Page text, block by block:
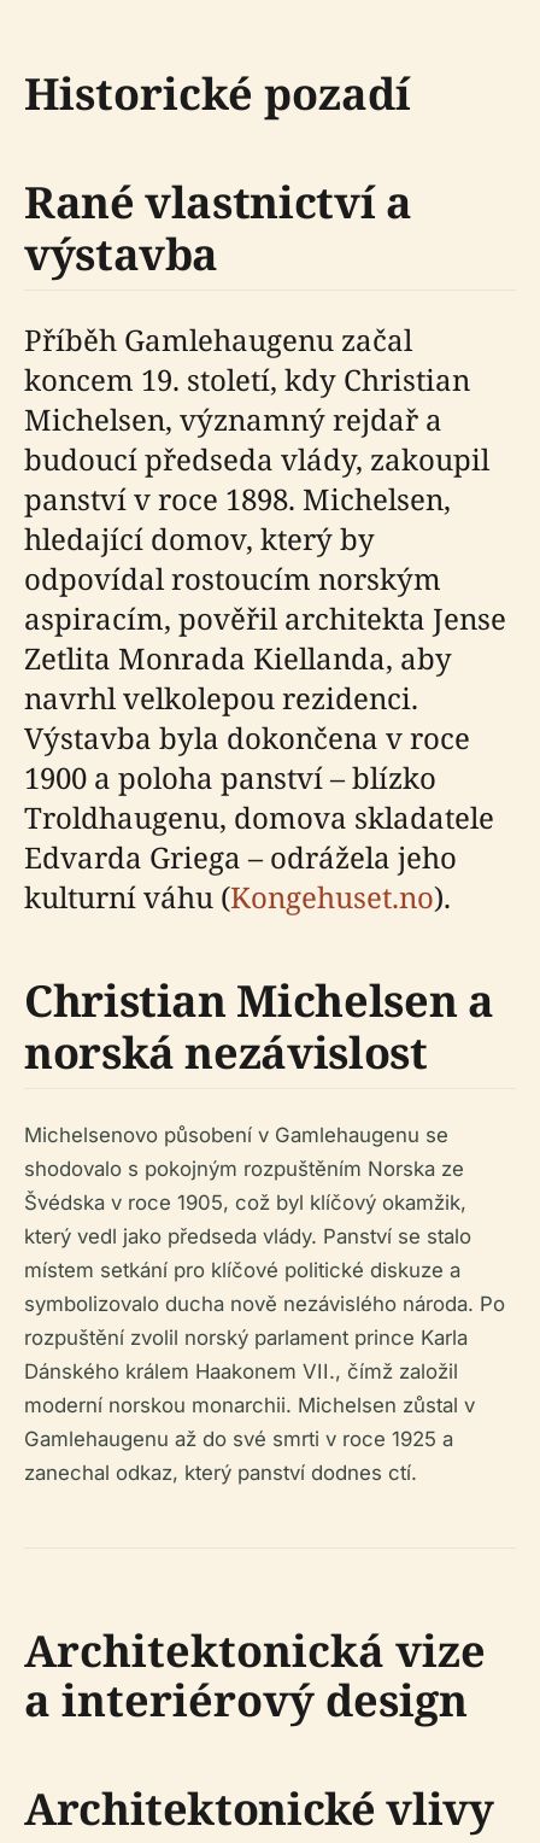
Historické pozadí
Rané vlastnictví a
výstavba
Příběh Gamlehaugenu začal
koncem 19. století, kdy Christian
Michelsen, významný rejdař a
budoucí předseda vlády, zakoupil
panství v roce 1898. Michelsen,
hledající domov, který by
odpovídal rostoucím norským
aspiracím, pověřil architekta Jense
Zetlita Monrada Kiellanda, aby
navrhl velkolepou rezidenci.
Výstavba byla dokončena v roce
1900 a poloha panství – blízko
Troldhaugenu, domova skladatele
Edvarda Griega – odrážela jeho
kulturní váhu (Kongehuset.no).
Christian Michelsen a
norská nezávislost
Michelsenovo působení v Gamlehaugenu se
shodovalo s pokojným rozpuštěním Norska ze
Švédska v roce 1905, což byl klíčový okamžik,
který vedl jako předseda vlády. Panství se stalo
místem setkání pro klíčové politické diskuze a
symbolizovalo ducha nově nezávislého národa. Po
rozpuštění zvolil norský parlament prince Karla
Dánského králem Haakonem VII., čímž založil
moderní norskou monarchii. Michelsen zůstal v
Gamlehaugenu až do své smrti v roce 1925 a
zanechal odkaz, který panství dodnes ctí.
Architektonická vize
a interiérový design
Architektonické vlivy